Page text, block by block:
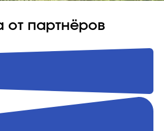
от партнёров